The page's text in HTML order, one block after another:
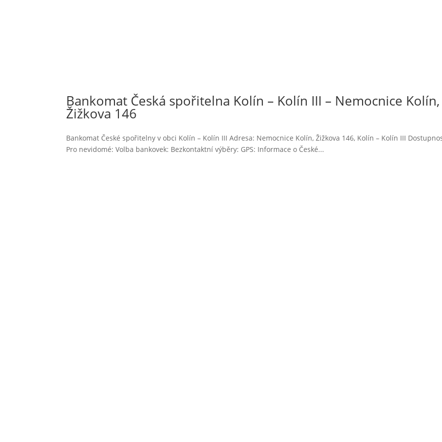
Bankomat Česká spořitelna Kolín – Kolín III – Nemocnice Kolín,
Žižkova 146
Bankomat České spořitelny v obci Kolín – Kolín III Adresa: Nemocnice Kolín, Žižkova 146, Kolín – Kolín III
Pro nevidomé: Volba bankovek: Bezkontaktní výběry: GPS: Informace o České...